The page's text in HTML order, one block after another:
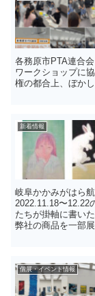
各務原市PTA連合
ワークショップに
権の都合上、ぼか
新着情報
岐阜かかみがはら
2022.11.18〜12.22
たちが掛軸に書い
弊社の商品を一部展
個展・イベント情報